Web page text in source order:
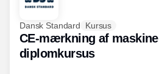
Dansk Standard Kursus
CE-mærkning af
diplomkursus